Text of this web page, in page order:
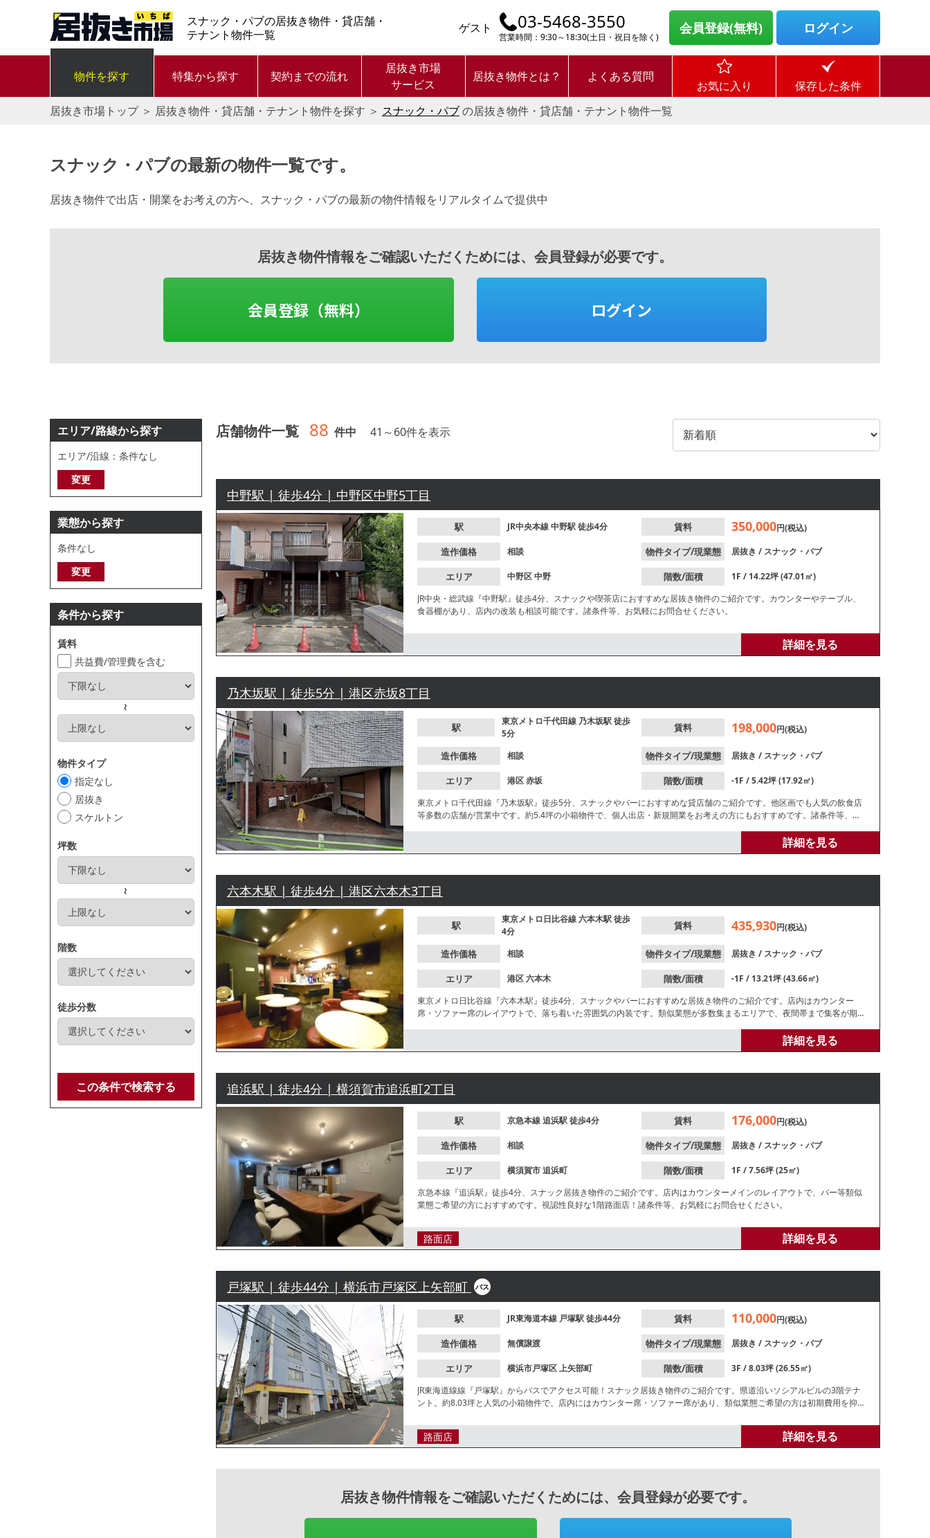
スナック・パブの居抜き物件・貸店舗・
テナント物件一覧
ゲスト 03-5468-3550
営業時間：9:30～18:30(土日・祝日を除く)
会員登録(無料) ログイン
物件を探す 特集から探す 契約までの流れ
居抜き市場
サービス
居抜き物件とは？ よくある質問
お気に入り
保存した条件
居抜き市場トップ＞ 居抜き物件・貸店舗・テナント物件を探す ＞ スナック・パブの居抜き物件・貸店舗・テナント物件一覧
スナック・パブの最新の物件一覧です。
居抜き物件で出店・開業をお考えの方へ、スナック・パブの最新の物件情報をリアルタイムで提供中
居抜き物件情報をご確認いただくためには、会員登録が必要です。
会員登録（無料） ログイン
エリア/路線から探す
エリア/沿線：条件なし
変更
業態から探す
条件なし
変更
条件から探す
賃料
共益費/管理費を含む
～
物件タイプ
指定なし
居抜き
スケルトン
坪数
～
階数
徒歩分数
この条件で検索する
店舗物件一覧 88 件中 41 ～60件を表示
中野駅 | 徒歩4分 | 中野区中野5丁目
駅 JR中央本線中野駅徒歩4分 賃料 350,000円(税込)
造作価格 相談 物件タイプ/現業態 居抜き / スナック・パブ
エリア 中野区中野 階数/面積
1F / 14.22坪 (47.01㎡)
JR中央・総武線『中野駅』徒歩4分、スナックや喫茶店におすすめな居抜き物件のご紹介です。カウンターやテーブル、
食器棚があり、店内の改装も相談可能です。諸条件等、お気軽にお問合せください。
詳細を見る
乃木坂駅 | 徒歩5分 | 港区赤坂8丁目
駅
東京メトロ千代田線 乃木坂駅徒歩
5分
賃料 198,000円(税込)
造作価格 相談 物件タイプ/現業態 居抜き / スナック・パブ
エリア 港区赤坂 階数/面積
-1F / 5.42坪 (17.92㎡)
東京メトロ千代田線『乃木坂駅』徒歩5分、スナックやバーにおすすめな貸店舗のご紹介です。他区画でも人気の飲食店
等多数の店舗が営業中です。約5.4坪の小箱物件で、個人出店・新規開業をお考えの方にもおすすめです。諸条件等、お
詳細を見る
六本木駅 | 徒歩4分 | 港区六本木3丁目
駅
東京メトロ日比谷線六本木駅徒歩
4分
賃料 435,930円(税込)
造作価格 相談 物件タイプ/現業態 居抜き / スナック・パブ
エリア 港区六本木 階数/面積
-1F / 13.21坪 (43.66㎡)
東京メトロ日比谷線『六本木駅』徒歩4分、スナックやバーにおすすめな居抜き物件のご紹介です。店内はカウンター
席・ソファー席のレイアウトで、落ち着いた雰囲気の内装です。類似業態が多数集まるエリアで、夜間帯まで集客が期待
詳細を見る
追浜駅 | 徒歩4分 | 横須賀市追浜町2丁目
駅 京急本線追浜駅徒歩4分 賃料 176,000円(税込)
造作価格 相談 物件タイプ/現業態 居抜き / スナック・パブ
エリア 横須賀市追浜町 階数/面積
1F / 7.56坪 (25㎡)
京急本線『追浜駅』徒歩4分、スナック居抜き物件のご紹介です。店内はカウンターメインのレイアウトで、バー等類似
業態ご希望の方におすすめです。視認性良好な1階路面店！諸条件等、お気軽にお問合せください。
路面店 詳細を見る
戸塚駅 | 徒歩44分 | 横浜市戸塚区上矢部町 バス
駅 JR東海道本線 戸塚駅徒歩44分 賃料 110,000円(税込)
造作価格 無償譲渡 物件タイプ/現業態 居抜き / スナック・パブ
エリア 横浜市戸塚区上矢部町 階数/面積
3F / 8.03坪 (26.55㎡)
JR東海道線線『戸塚駅』からバスでアクセス可能！スナック居抜き物件のご紹介です。県道沿いソシアルビルの3階テナ
ント。約8.03坪と人気の小箱物件で、店内にはカウンター席・ソファー席があり、類似業態ご希望の方は初期費用を抑え
路面店 詳細を見る
居抜き物件情報をご確認いただくためには、会員登録が必要です。